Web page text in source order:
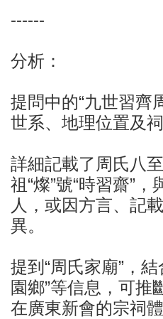
------
分析：
提問中的“九世習齊
世系、地理位置及
詳細記載了周氏八
祖“燦”號“時習齋”，
人，或因方言、記
異。
提到“周氏家廟”，
園鄉”等信息，可推
在廣東新會的宗祠體